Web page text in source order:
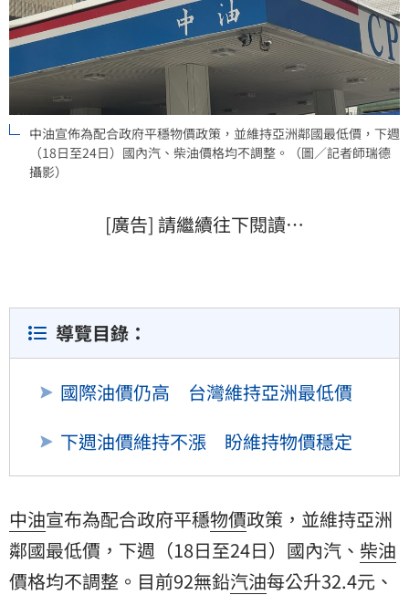
中油宣佈為配合政府平穩物價政策，並維持亞洲鄰國最低價，下週
（18日至24日）國內汽、柴油價格均不調整。（圖／記者師瑞德
攝影）
[廣告] 請繼續往下閱讀…
導覽目錄：
國際油價仍高 台灣維持亞洲最低價
下週油價維持不漲 盼維持物價穩定
中油宣布為配合政府平穩物價政策，並維持亞洲
鄰國最低價，下週（18日至24日）國內汽、 柴油
價格均不調整。目前92無鉛汽油每公升32.4元、